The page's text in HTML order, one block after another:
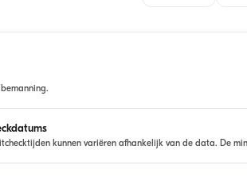
kunnen variëren afhankelijk van de data. De